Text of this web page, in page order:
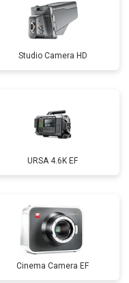
Studio Camera HD
URSA 4.6K EF
Cinema Camera EF